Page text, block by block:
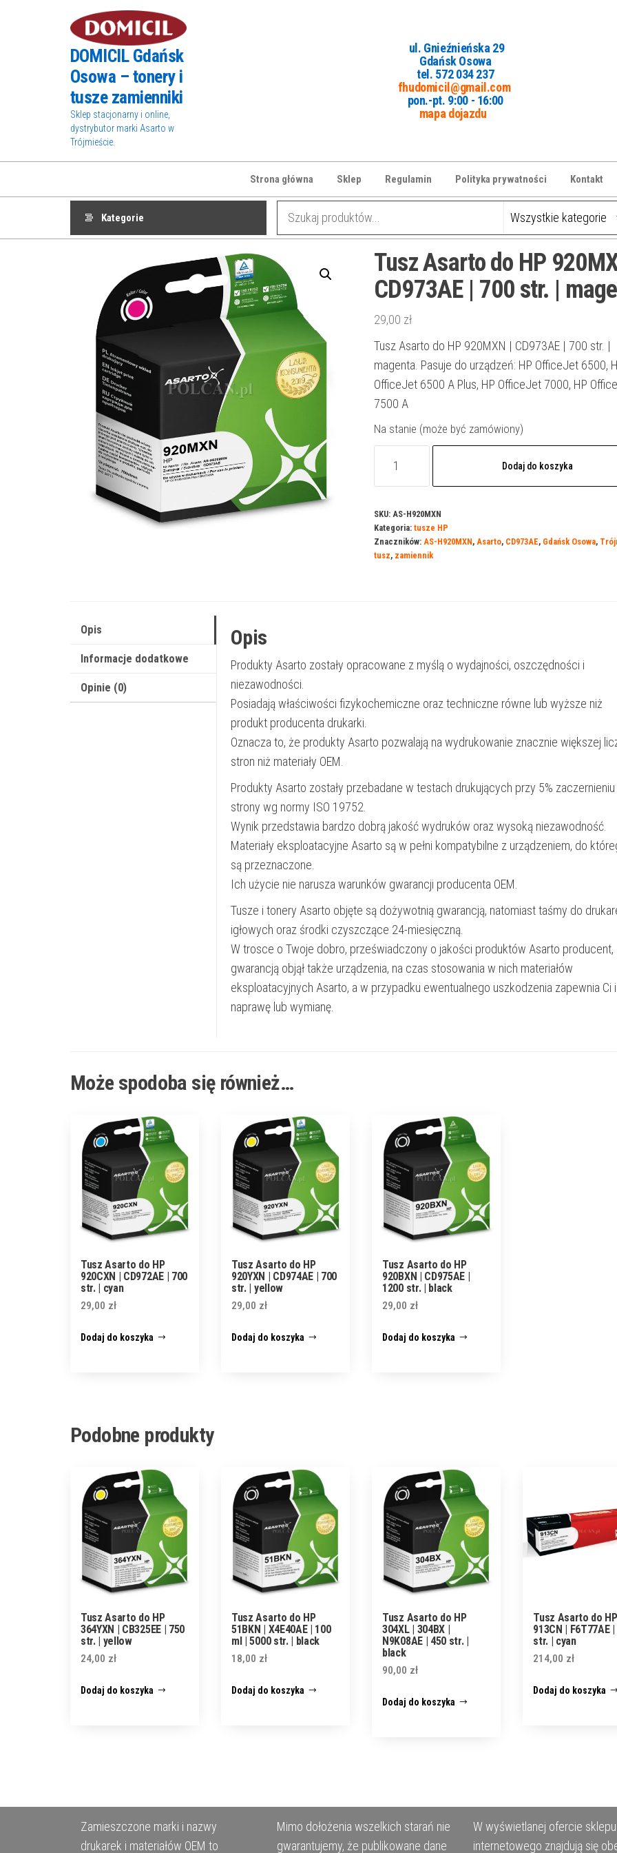
DOMICIL Gdańsk
Osowa – tonery i
tusze zamienniki
Sklep stacjonarny i online,
dystrybutor marki Asarto w
Trójmieście.
ul. Gnieźnieńska 29
Gdańsk Osowa
tel. 572 034 237
fhudomicil@gmail.com
pon.-pt. 9:00 - 16:00
mapa dojazdu
Strona główna Sklep Regulamin Polityka prywatności Kontakt
Kategorie
Tusz Asarto do HP
CD973AE | 700 str. |
29,00 zł
Tusz Asarto do HP 920MXN | CD973AE | 700 str. |
magenta. Pasuje do urządzeń: HP OfficeJet 6500,
OfficeJet 6500 A Plus, HP OfficeJet 7000, HP
7500 A
Na stanie (może być zamówiony)
Tusz
do
HP
920MXN
|
Dodaj do koszyka
SKU: AS-H920MXN
Kategoria: tusze HP
Znaczników: AS-H920MXN, Asarto, CD973AE, Gdańsk Osowa,
tusz, zamiennik
Opis
Informacje dodatkowe
Opinie (0)
Opis
Produkty Asarto zostały opracowane z myślą o wydajności, oszczędności i
niezawodności.
Posiadają właściwości fizykochemiczne oraz techniczne równe lub wyższe niż
produkt producenta drukarki.
Oznacza to, że produkty Asarto pozwalają na wydrukowanie znacznie większej
stron niż materiały OEM.
Produkty Asarto zostały przebadane w testach drukujących przy 5% zaczernieniu
strony wg normy ISO 19752.
Wynik przedstawia bardzo dobrą jakość wydruków oraz wysoką niezawodność.
Materiały eksploatacyjne Asarto są w pełni kompatybilne z urządzeniem, do
są przeznaczone.
Ich użycie nie narusza warunków gwarancji producenta OEM.
Tusze i tonery Asarto objęte są dożywotnią gwarancją, natomiast taśmy do
igłowych oraz środki czyszczące 24-miesięczną.
W trosce o Twoje dobro, przeświadczony o jakości produktów Asarto producent,
gwarancją objął także urządzenia, na czas stosowania w nich materiałów
eksploatacyjnych Asarto, a w przypadku ewentualnego uszkodzenia zapewnia Ci
naprawę lub wymianę.
Może spodoba się również…
Tusz Asarto do HP
920CXN | CD972AE | 700
str. | cyan
29,00 zł
Dodaj do koszyka
Tusz Asarto do HP
920YXN | CD974AE | 700
str. | yellow
29,00 zł
Dodaj do koszyka
Tusz Asarto do HP
920BXN | CD975AE |
1200 str. | black
29,00 zł
Dodaj do koszyka
Podobne produkty
Tusz Asarto do HP
364YXN | CB325EE | 750
str. | yellow
24,00 zł
Dodaj do koszyka
Tusz Asarto do HP
51BKN | X4E40AE | 100
ml | 5000 str. | black
18,00 zł
Dodaj do koszyka
Tusz Asarto do HP
304XL | 304BX |
N9K08AE | 450 str. |
black
90,00 zł
Dodaj do koszyka
Tusz Asarto do HP
913CN | F6T77AE
str. | cyan
214,00 zł
Dodaj do koszyka
Zamieszczone marki i nazwy
drukarek i materiałów OEM to
Mimo dołożenia wszelkich starań nie
gwarantujemy, że publikowane dane
W wyświetlanej ofercie sklepu
internetowego znajdują się